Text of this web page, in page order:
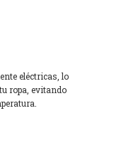
eléctricas, lo
ropa, evitando